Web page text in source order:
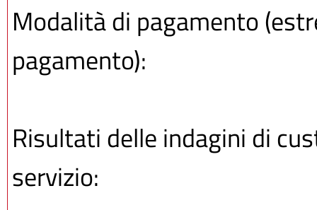
Modalità di pagamento
pagamento):
Risultati delle indagini di
servizio: